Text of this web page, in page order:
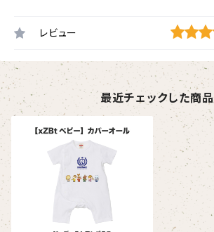
レビュー
最近チェックした商品